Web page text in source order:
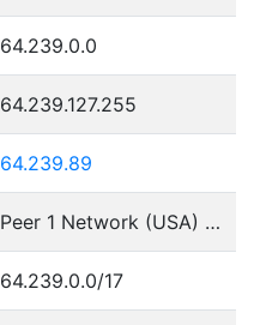
64.239.0.0
64.239.127.255
64.239.89
Peer 1 Network (USA) Inc.
64.239.0.0/17